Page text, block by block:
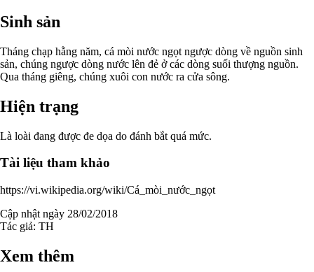
Sinh sản
Tháng chạp hằng năm, cá mòi nước ngọt ngược dòng về nguồn sinh
sản, chúng ngược dòng nước lên đẻ ở các dòng suối thượng nguồn.
Qua tháng giêng, chúng xuôi con nước ra cửa sông.
Hiện trạng
Là loài đang được đe dọa do đánh bắt quá mức.
Tài liệu tham khảo
https://vi.wikipedia.org/wiki/Cá_mòi_nước_ngọt
Cập nhật ngày 28/02/2018
Tác giả: TH
Xem thêm